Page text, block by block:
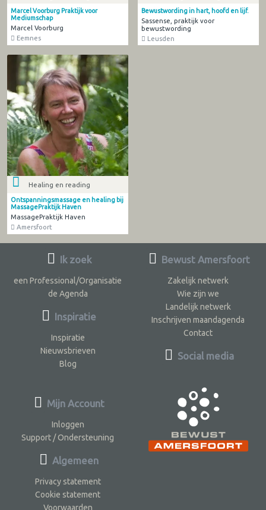
Marcel Voorburg Praktijk voor
Mediumschap
Marcel Voorburg
Eemnes
Bewustwording in hart, hoofd en lijf.
Sassense, praktijk voor
bewustwording
Leusden
Healing en reading
Ontspanningsmassage en healing bij
MassagePraktijk Haven
MassagePraktijk Haven
Amersfoort
Ik zoek
een Professional/Organisatie
de Agenda
Inspiratie
Inspiratie
Nieuwsbrieven
Blog
Bewust Amersfoort
Zakelijk netwerk
Wie zijn we
Landelijk netwerk
Inschrijven maandagenda
Contact
Social media
Mijn Account
Inloggen
Support / Ondersteuning
Algemeen
Privacy statement
Cookie statement
Voorwaarden